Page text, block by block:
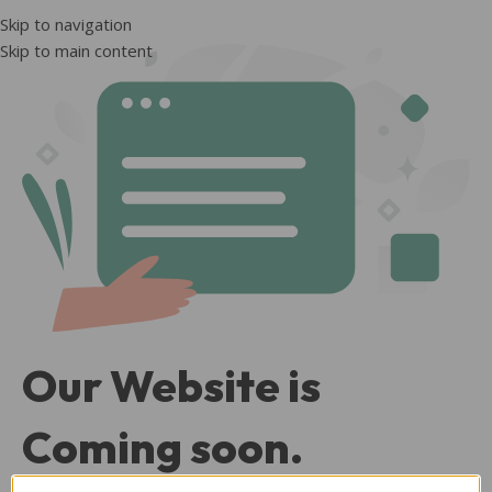
Skip to navigation
Skip to main content
Our Website is
Coming soon.